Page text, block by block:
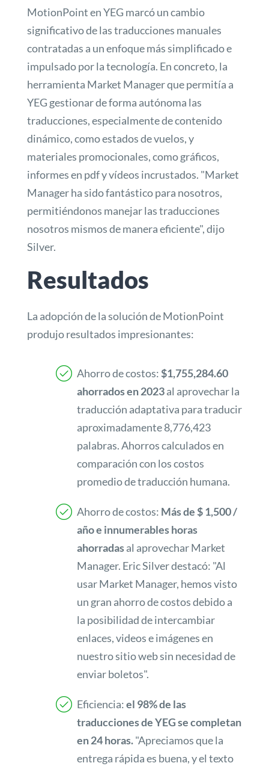
MotionPoint en YEG marcó un cambio
significativo de las traducciones manuales
contratadas a un enfoque más simplificado e
impulsado por la tecnología. En concreto, la
herramienta Market Manager que permitía a
YEG gestionar de forma autónoma las
traducciones, especialmente de contenido
dinámico, como estados de vuelos, y
materiales promocionales, como gráficos,
informes en pdf y vídeos incrustados. "Market
Manager ha sido fantástico para nosotros,
permitiéndonos manejar las traducciones
nosotros mismos de manera eficiente", dijo
Silver.
Resultados
La adopción de la solución de MotionPoint
produjo resultados impresionantes:
Ahorro de costos:$1,755,284.60
ahorrados en 2023al aprovechar la
traducción adaptativa para traducir
aproximadamente 8,776,423
palabras. Ahorros calculados en
comparación con los costos
promedio de traducción humana.
Ahorro de costos: Más de $ 1,500 /
año e innumerables horas
ahorradasal aprovechar Market
Manager. Eric Silver destacó: "Al
usar Market Manager, hemos visto
un gran ahorro de costos debido a
la posibilidad de intercambiar
enlaces, videos e imágenes en
nuestro sitio web sin necesidad de
enviar boletos".
Eficiencia:el 98% de las
traducciones de YEG se completan
en 24 horas."Apreciamos que la
entrega rápida es buena, y el texto